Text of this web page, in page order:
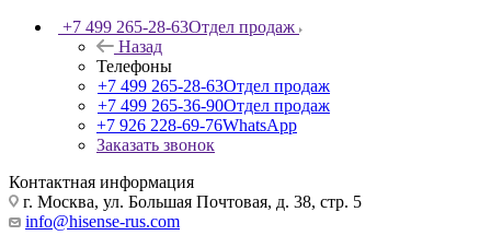
+7 499 265-28-63Отдел продаж
Назад
Телефоны
+7 499 265-28-63Отдел продаж
+7 499 265-36-90Отдел продаж
+7 926 228-69-76WhatsApp
Заказать звонок
Контактная информация
г. Москва, ул. Большая Почтовая, д. 38, стр. 5
info@hisense-rus.com